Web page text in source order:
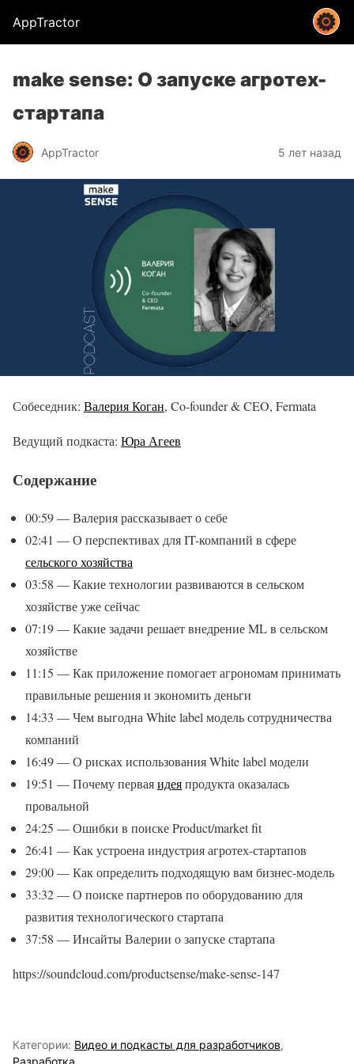
AppTractor
make sense: О запуске агротех-
стартапа
AppTractor 5 лет назад
Собеседник: Валерия Коган, Co-founder & CEO, Fermata
Ведущий подкаста: Юра Агеев
Содержание
00:59 — Валерия рассказывает о себе
02:41 — О перспективах для IT-компаний в сфере
сельского хозяйства
03:58 — Какие технологии развиваются в сельском
хозяйстве уже сейчас
07:19 — Какие задачи решает внедрение ML в сельском
хозяйстве
11:15 — Как приложение помогает агрономам принимать
правильные решения и экономить деньги
14:33 — Чем выгодна White label модель сотрудничества
компаний
16:49 — О рисках использования White label модели
19:51 — Почему перваяидеяпродукта оказалась
провальной
24:25 — Ошибки в поиске Product/market fit
26:41 — Как устроена индустрия агротех-стартапов
29:00 — Как определить подходящую вам бизнес-модель
33:32 — О поиске партнеров по оборудованию для
развития технологического стартапа
37:58 — Инсайты Валерии о запуске стартапа
https://soundcloud.com/productsense/make-sense-147
Категории: Видео и подкасты для разработчиков,